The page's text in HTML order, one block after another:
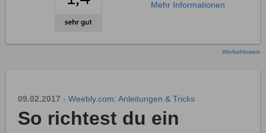
Mehr Informationen
Werbehinweis
09.02.2017 - Weebly.com: Anleitungen & Tricks
So richtest du ein